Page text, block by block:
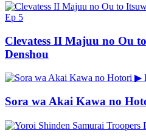
Ep 5
Clevatess II Majuu no Ou
Denshou
▶
Sora wa Akai Kawa no